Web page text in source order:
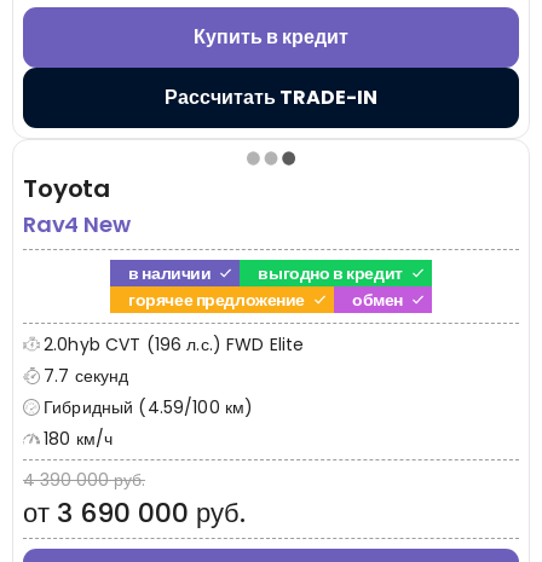
Купить в кредит
Рассчитать TRADE-IN
Toyota
Rav4 New
в наличии
выгодно в кредит
горячее предложение
обмен
2.0hyb CVT (196 л.с.) FWD Elite
7.7 секунд
Гибридный (4.59/100 км)
180 км/ч
4 390 000 руб.
от 3 690 000 руб.